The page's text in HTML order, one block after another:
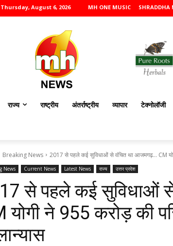
Thursday, August 6, 2026 MH ONE MUSIC SHRADDHA
राज्य राष्ट्रीय अंतर्राष्ट्रीय व्यापार टेक्नोलॉजी
Breaking News 2017 से पहले कई सुविधाओं से वंचित था आजमगढ़... CM
News Current News Latest News राज्य उत्तर प्रदेश
से पहले कई सुविधाओं
योगी ने ₹955 करोड़ की